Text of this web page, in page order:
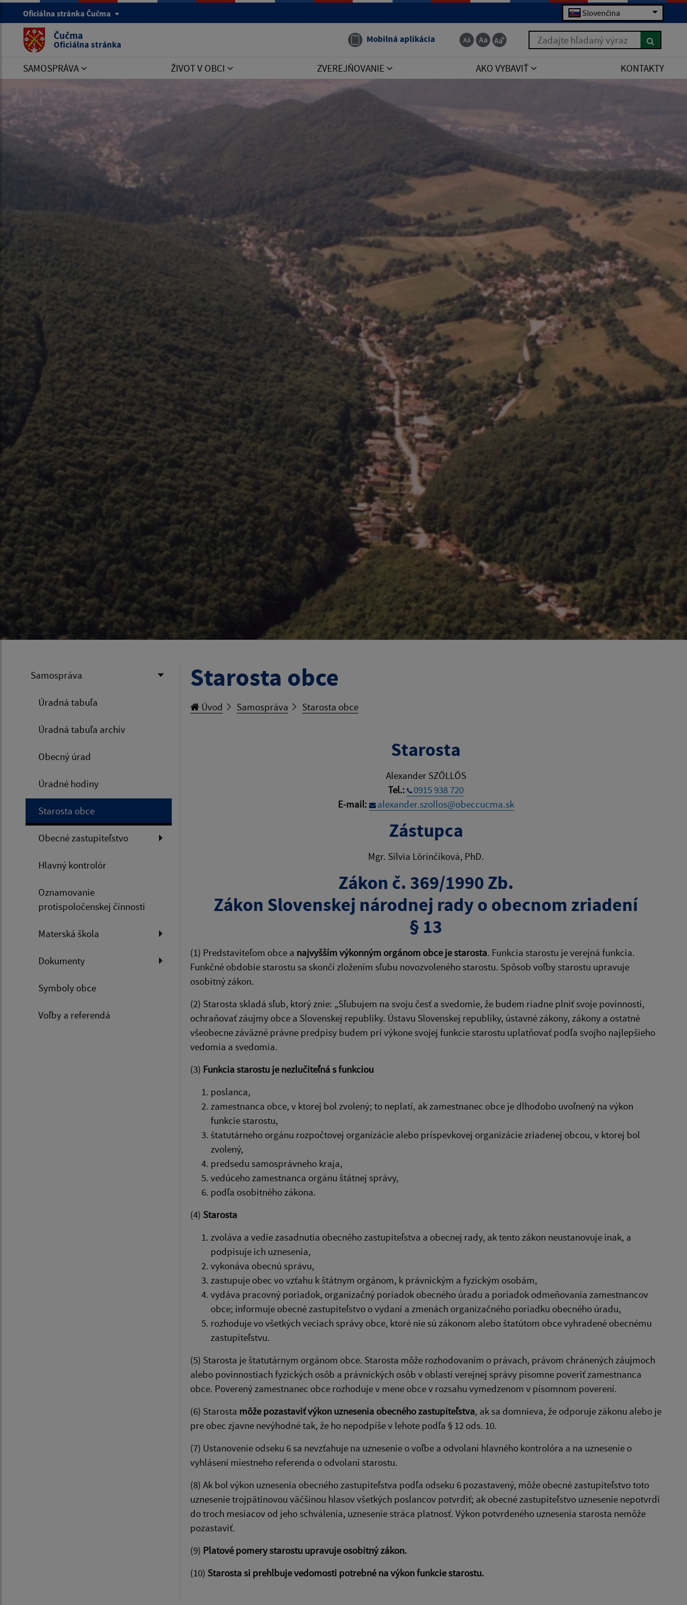
Oficiálna stránka Čučma Slovenčina
Čučma
Oficiálna stránka Mobilná aplikácia Zadajte hľadaný výraz
SAMOSPRÁVA ŽIVOT V OBCI ZVEREJŇOVANIE AKO VYBAVIŤ KONTAKTY
Samospráva
Úradná tabuľa
Úradná tabuľa archív
Obecný úrad
Úradné hodiny
Starosta obce
Obecné zastupiteľstvo
Hlavný kontrolór
Oznamovanie
protispoločenskej činnosti
Materská škola
Dokumenty
Symboly obce
Voľby a referendá
Starosta obce
Úvod Samospráva Starosta obce
Starosta
Alexander SZŐLLŐS
Tel.:
0915 938 720
E-mail:
alexander.szollos@obeccucma.sk
Zástupca
Mgr. Silvia Lörinčíková, PhD.
Zákon č. 369/1990 Zb.
Zákon Slovenskej národnej rady o obecnom zriadení
§ 13
(1) Predstaviteľom obce a najvyšším výkonným orgánom obce je starosta. Funkcia starostu je verejná funkcia.
Funkčné obdobie starostu sa skončí zložením sľubu novozvoleného starostu. Spôsob voľby starostu upravuje
osobitný zákon.
(2) Starosta skladá sľub, ktorý znie: „Sľubujem na svoju česť a svedomie, že budem riadne plniť svoje povinnosti,
ochraňovať záujmy obce a Slovenskej republiky. Ústavu Slovenskej republiky, ústavné zákony, zákony a ostatné
všeobecne záväzné právne predpisy budem pri výkone svojej funkcie starostu uplatňovať podľa svojho najlepšieho
vedomia a svedomia.
(3) Funkcia starostu je nezlučiteľná s funkciou
poslanca,
zamestnanca obce, v ktorej bol zvolený; to neplatí, ak zamestnanec obce je dlhodobo uvoľnený na výkon
funkcie starostu,
štatutárneho orgánu rozpočtovej organizácie alebo príspevkovej organizácie zriadenej obcou, v ktorej bol
zvolený,
predsedu samosprávneho kraja,
vedúceho zamestnanca orgánu štátnej správy,
podľa osobitného zákona.
(4) Starosta
zvoláva a vedie zasadnutia obecného zastupiteľstva a obecnej rady, ak tento zákon neustanovuje inak, a
podpisuje ich uznesenia,
vykonáva obecnú správu,
zastupuje obec vo vzťahu k štátnym orgánom, k právnickým a fyzickým osobám,
vydáva pracovný poriadok, organizačný poriadok obecného úradu a poriadok odmeňovania zamestnancov
obce; informuje obecné zastupiteľstvo o vydaní a zmenách organizačného poriadku obecného úradu,
rozhoduje vo všetkých veciach správy obce, ktoré nie sú zákonom alebo štatútom obce vyhradené obecnému
zastupiteľstvu.
(5) Starosta je štatutárnym orgánom obce. Starosta môže rozhodovaním o právach, právom chránených záujmoch
alebo povinnostiach fyzických osôb a právnických osôb v oblasti verejnej správy písomne poveriť zamestnanca
obce. Poverený zamestnanec obce rozhoduje v mene obce v rozsahu vymedzenom v písomnom poverení.
(6) Starosta môže pozastaviť výkon uznesenia obecného zastupiteľstva, ak sa domnieva, že odporuje zákonu alebo je
pre obec zjavne nevýhodné tak, že ho nepodpíše v lehote podľa § 12 ods. 10.
(7) Ustanovenie odseku 6 sa nevzťahuje na uznesenie o voľbe a odvolaní hlavného kontrolóra a na uznesenie o
vyhlásení miestneho referenda o odvolaní starostu.
(8) Ak bol výkon uznesenia obecného zastupiteľstva podľa odseku 6 pozastavený, môže obecné zastupiteľstvo toto
uznesenie trojpätinovou väčšinou hlasov všetkých poslancov potvrdiť; ak obecné zastupiteľstvo uznesenie nepotvrdí
do troch mesiacov od jeho schválenia, uznesenie stráca platnosť. Výkon potvrdeného uznesenia starosta nemôže
pozastaviť.
(9) Platové pomery starostu upravuje osobitný zákon.
(10) Starosta si prehlbuje vedomosti potrebné na výkon funkcie starostu.